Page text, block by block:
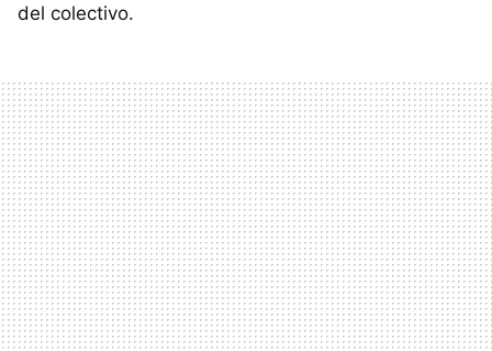
del colectivo.